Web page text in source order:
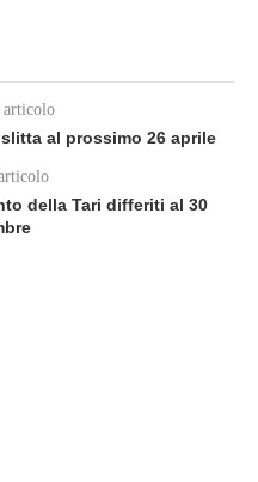
articolo
al prossimo 26 aprile
della Tari differiti al 30